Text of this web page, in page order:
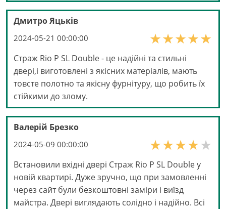
Дмитро Яцьків
2024-05-21 00:00:00
Страж Rio P SL Double - це надійні та стильні
двері,і виготовлені з якісних матеріалів, мають
товсте полотно та якісну фурнітуру, що робить їх
стійкими до злому.
Валерій Брезко
2024-05-09 00:00:00
Встановили вхідні двері Страж Rio P SL Double у
новій квартирі. Дуже зручно, що при замовленні
через сайт були безкоштовні заміри і виїзд
майстра. Двері виглядають солідно і надійно. Всі